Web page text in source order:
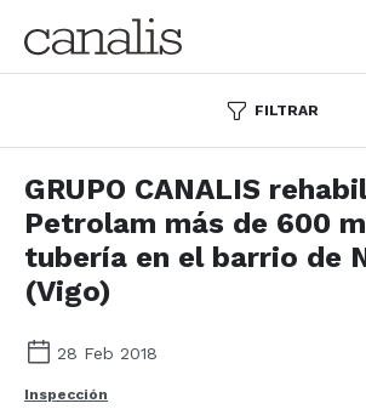
FILTRAR
GRUPO CANALIS
Petrolam más de 600
tubería en el barrio de
(Vigo)
28 Feb 2018
Inspección